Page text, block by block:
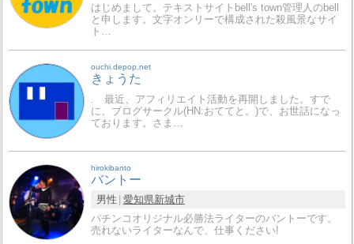
はじめまして。テキストサイトbell's town管理人のbell
と申します。文字オンリーで構成された殺風景なサイ
ト…
ouchi.depop.net
きょうた
. 最近、アフィリエイト活動を再開しました。すで
に、ブログサークル(HN:おててと。)で、お世話になっ
ております。さま…
hirokibanto
バントー
男性 愛知県新城市
パチンコオリジナル必勝法ライターのバントーです。
売れないライターなんで、仕事ください!